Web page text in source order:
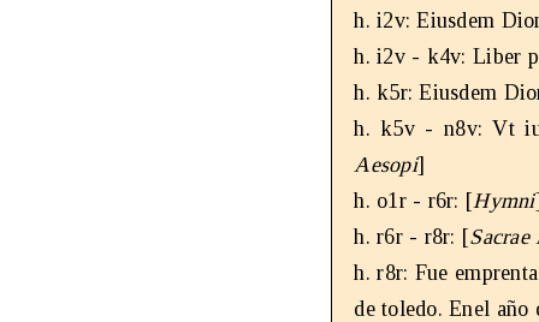
h. i2v: Eiusdem
h. i2v - k4v: Liber
h. k5r: Eiusdem
h. k5v - n8v: Vt
Aesopi]
h. o1r - r6r: [Hymni
h. r6r - r8r: [Sacrae
h. r8r: Fue
de toledo. Enel